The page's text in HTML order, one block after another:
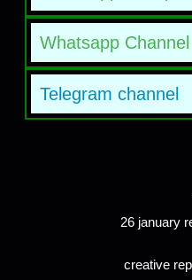
Whatsapp Channel
Telegram channel
26 january
creative